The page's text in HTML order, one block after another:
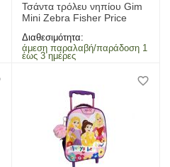
Τσάντα τρόλευ νηπίου Gim
Mini Zebra Fisher Price
Διαθεσιμότητα:
άμεση παραλαβή/παράδοση 1
έως 3 ημέρες